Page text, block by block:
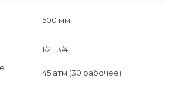
500 мм
1/2", 3/4"
45 атм (30 рабочее)